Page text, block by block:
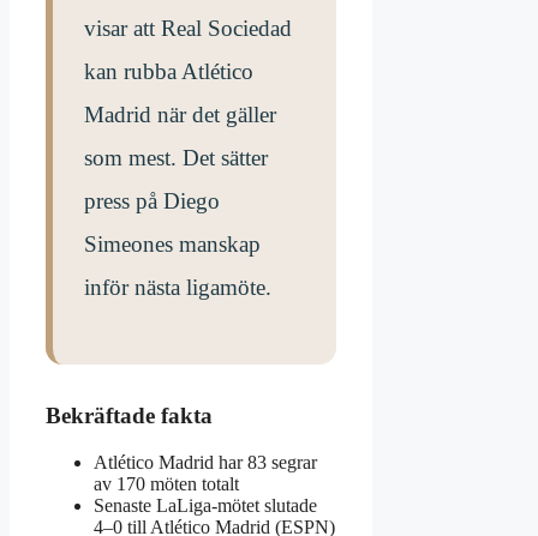
visar att Real Sociedad
kan rubba Atlético
Madrid när det gäller
som mest. Det sätter
press på Diego
Simeones manskap
inför nästa ligamöte.
Bekräftade fakta
Atlético Madrid har 83 segrar
av 170 möten totalt
Senaste LaLiga-mötet slutade
4–0 till Atlético Madrid (ESPN)